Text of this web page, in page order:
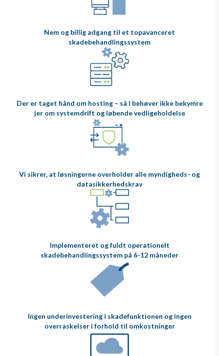
Nem og billig adgang til et topavanceret
skadebehandlingssystem
Der er taget hånd om hosting – så I behøver ikke bekymre
jer om systemdrift og løbende vedligeholdelse
Vi sikrer, at løsningerne overholder alle myndigheds- og
datasikkerhedskrav
Implementeret og fuldt operationelt
skadebehandlingssystem på 6-12 måneder
Ingen underinvestering i skadefunktionen og ingen
overraskelser i forhold til omkostninger